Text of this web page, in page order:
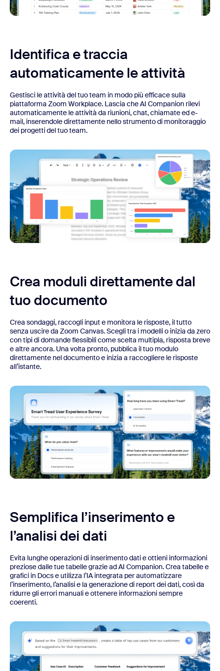
Identifica e traccia
automaticamente le attività
Gestisci le attività del tuo team in modo più efficace sulla
piattaforma Zoom Workplace. Lascia che AI Companion rilevi
automaticamente le attività da riunioni, chat, chiamate ed e-
mail, inserendole direttamente nello strumento di monitoraggio
dei progetti del tuo team.
Crea moduli direttamente dal
tuo documento
Crea sondaggi, raccogli input e monitora le risposte, il tutto
senza uscire da Zoom Canvas. Scegli tra i modelli o inizia da zero
con tipi di domande flessibili come scelta multipla, risposta breve
e altre ancora. Una volta pronto, pubblica il tuo modulo
direttamente nel documento e inizia a raccogliere le risposte
all’istante.
Semplifica l’inserimento e
l’analisi dei dati
Evita lunghe operazioni di inserimento dati e ottieni informazioni
preziose dalle tue tabelle grazie ad AI Companion. Crea tabelle e
grafici in Docs e utilizza l’IA integrata per automatizzare
l’inserimento, l’analisi e la generazione di report dei dati, così da
ridurre gli errori manuali e ottenere informazioni sempre
coerenti.